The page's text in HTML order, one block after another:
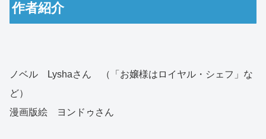
作者紹介
ノベル Lyshaさん （「お嬢様はロイヤル・シェフ」な
ど）
漫画版絵 ヨンドゥさん